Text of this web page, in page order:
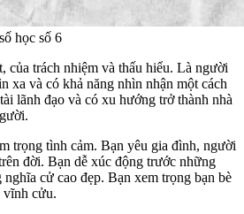
học số 6
của trách nhiệm và thấu hiểu. Là người
xa và có khả năng nhìn nhận một cách
lãnh đạo và có xu hướng trở thành nhà
trọng tình cảm. Bạn yêu gia đình, người
đời. Bạn dễ xúc động trước những
cử cao đẹp. Bạn xem trọng bạn bè
vĩnh cửu.